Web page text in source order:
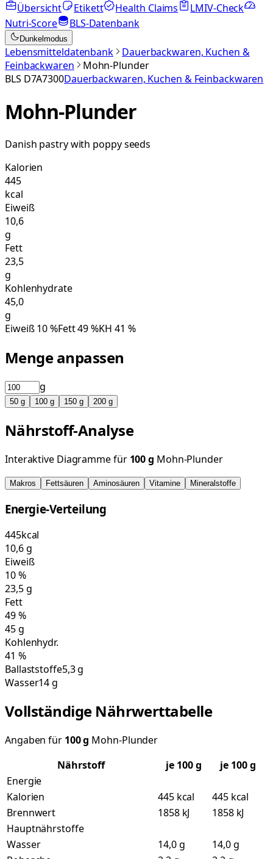
Übersicht
Etikett Health Claims
LMIV-Check
Nutri-Score
BLS-Datenbank
Dunkelmodus
Lebensmitteldatenbank
Dauerbackwaren, Kuchen &
Feinbackwaren
Mohn-Plunder
BLS D7A7300Dauerbackwaren, Kuchen & Feinbackwaren
Mohn-Plunder
Danish pastry with poppy seeds
Kalorien
445
kcal
Eiweiß
10,6
g
Fett
23,5
g
Kohlenhydrate
45,0
g
Eiweiß10%Fett49%KH 41 %
Menge anpassen
g
50 g 100 g 150 g 200 g
Nährstoff-Analyse
Interaktive Diagramme für 100g Mohn-Plunder
Makros Fettsäuren Aminosäuren Vitamine Mineralstoffe
Energie-Verteilung
445kcal
10,6g
Eiweiß
10%
23,5g
Fett
49%
45g
Kohlenhydr.
41 %
Ballaststoffe5,3 g
Wasser14 g
Vollständige Nährwerttabelle
Angaben für 100g Mohn-Plunder
Nährstoff
je 100g
je 100 g
Energie
Kalorien
445 kcal
445 kcal
Brennwert
1858 kJ
1858 kJ
Hauptnährstoffe
Wasser
14,0 g
14,0 g